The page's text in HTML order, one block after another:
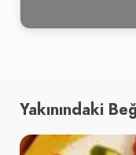
Yakınındaki